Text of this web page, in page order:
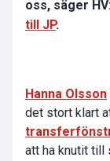
oss, säger
till JP.
Hanna Olsson
det stort klart
att ha knutit till